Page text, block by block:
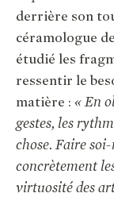
derrière son
céramologue
étudié les
ressentir le
matière : « En
gestes, les
chose. Faire
concrètement
virtuosité des